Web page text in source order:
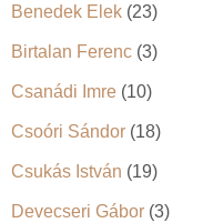
Benedek Elek (23)
Birtalan Ferenc (3)
Csanádi Imre (10)
Csoóri Sándor (18)
Csukás István (19)
Devecseri Gábor (3)